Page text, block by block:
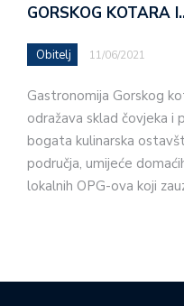
GORSKOG KOTARA
Obitelj 11/06/2021
Gastronomija Gorskog
odražava sklad čovjeka i
bogata kulinarska
područja, umijeće
lokalnih OPG-ova koji